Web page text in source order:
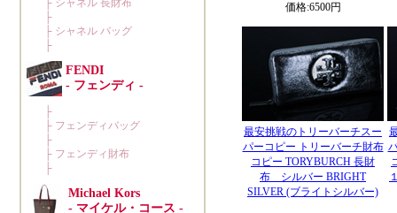
価格:6500円
最安挑戦のトリーバーチスー
パーコピー トリーバーチ財布
コピー TORYBURCH 長財
布 シルバー BRIGHT
SILVER (ブライトシルバー)